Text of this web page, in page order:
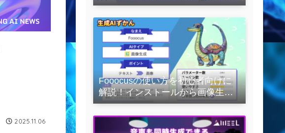
2025.11.06
を作るコツの完全保存版
Fooocusの使い方を初心者向けに
解説！インストールから画像生成
の実践まで紹介